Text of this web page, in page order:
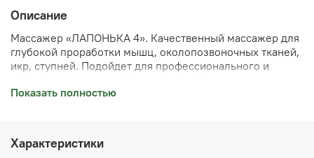
Описание
Массажер «ЛАПОНЬКА 4». Качественный массажер для
глубокой проработки мышц, околопозвоночных тканей,
икр, ступней. Подойдет для профессионального и
Выполнен из качественного материала, можно
можно в Челябинске самовывозом или заказать
доставку в ваш город.
Показать полностью
Характеристики